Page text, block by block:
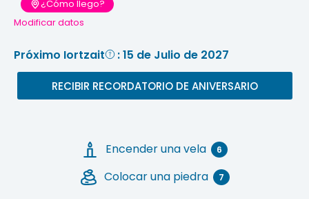
¿Cómo llego?
Modificar datos
Próximo Iortzait : 15 de Julio de 2027
RECIBIR RECORDATORIO DE ANIVERSARIO
Encender una vela 6
Colocar una piedra 7